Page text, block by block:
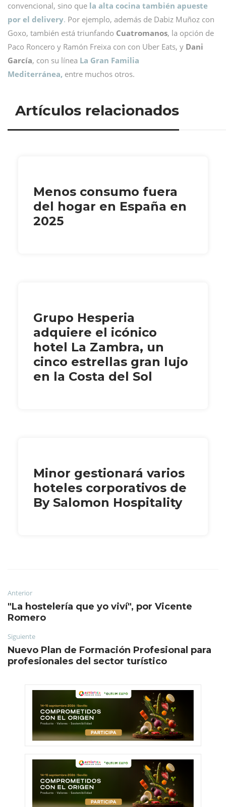
convencional, sino que la alta cocina también apueste
por el delivery. Por ejemplo, además de Dabiz Muñoz con
Goxo, también está triunfando Cuatromanos, la opción de
Paco Roncero y Ramón Freixa con con Uber Eats, y Dani
García, con su línea La Gran Familia
Mediterránea, entre muchos otros.
Artículos relacionados
Menos consumo fuera
del hogar en España en
2025
Grupo Hesperia
adquiere el icónico
hotel La Zambra, un
cinco estrellas gran lujo
en la Costa del Sol
Minor gestionará varios
hoteles corporativos de
By Salomon Hospitality
Anterior
"La hostelería que yo viví", por Vicente
Romero
Siguiente
Nuevo Plan de Formación Profesional para
profesionales del sector turístico